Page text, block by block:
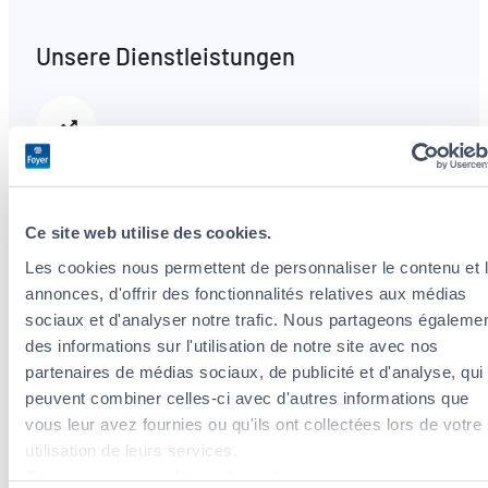
Ce site web utilise des cookies.
Les cookies nous permettent de personnaliser le contenu et
annonces, d'offrir des fonctionnalités relatives aux médias
sociaux et d'analyser notre trafic. Nous partageons
des informations sur l'utilisation de notre site avec nos
partenaires de médias sociaux, de publicité et d'analyse, qui
peuvent combiner celles-ci avec d'autres informations que
vous leur avez fournies ou qu'ils ont collectées lors de votre
utilisation de leurs services.
Unsere Dienstleistungen
zu Steuerabzügen im Rahmen Ihrer
Vorsorge- und Vermögensversicherung
Umfassende und flexible Lösungen, die an
Ihren Lebenszyklus angepasst sind.